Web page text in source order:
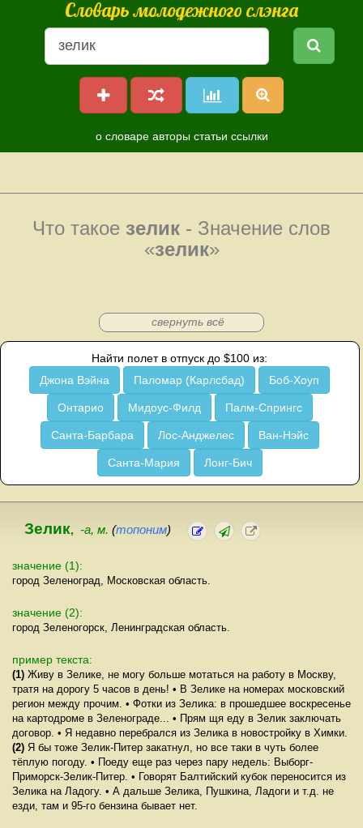
Словарь молодежного слэнга
о словаре авторы статьи ссылки
Что такое зелик - Значение слов
«зелик»
свернуть всё
Найти полет в отпуск до $100 из:
Джона Вэйна
Паломар (Карлсбад) Боб-Хоуп
Онтарио Мидоус-Филд Палм-Спрингс
Санта-Барбара Лос-Анджелес Ван-Нэйс
Санта-Мария Лонг-Бич
Зелик, -а, м. (топоним)
значение (1):
город Зеленоград, Московская область.
значение (2):
город Зеленогорск, Ленинградская область.
пример текста:
(1) Живу в Зелике, не могу больше мотаться на работу в Москву,
тратя на дорогу 5 часов в день! • В Зелике на номерах московский
регион между прочим. • Фотки из Зелика: в прошедшее воскресенье
на картодроме в Зеленограде... • Прям щя еду в Зелик заключать
договор. • Я недавно перебрался из Зелика в новостройку в Химки.
(2) Я бы тоже Зелик-Питер закатнул, но все таки в чуть более
тёплую погоду. • Поеду еще раз через пару недель: Выборг-
Приморск-Зелик-Питер. • Говорят Балтийский кубок переносится из
Зелика на Ладогу. • А дальше Зелика, Пушкина, Ладоги и т.д. не
езди, там и 95-го бензина бывает нет.